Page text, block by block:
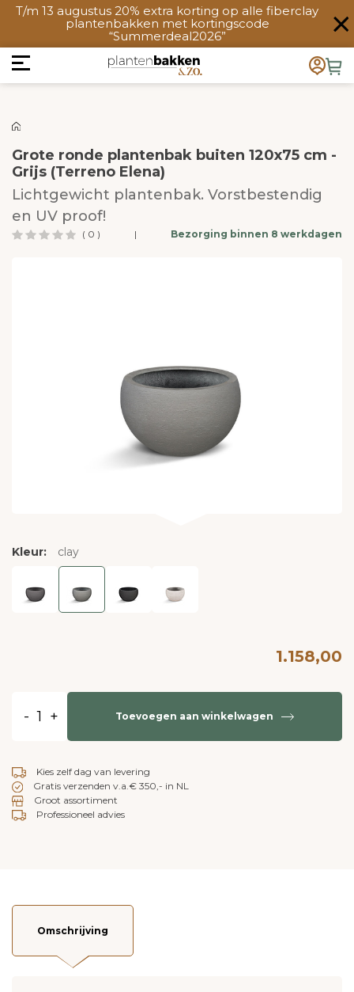
T/m 13 augustus 20% extra korting op alle fiberclay
plantenbakken met kortingscode
“Summerdeal2026”
Grote ronde plantenbak buiten 120x75 cm -
Grijs (Terreno Elena)
Lichtgewicht plantenbak. Vorstbestendig
en UV proof!
( 0 ) | Bezorging binnen 8 werkdagen
Kleur: clay
1.158,00
- + Toevoegen aan winkelwagen
Kies zelf dag van levering
Gratis verzenden v.a.€ 350,- in NL
Groot assortiment
Professioneel advies
Omschrijving